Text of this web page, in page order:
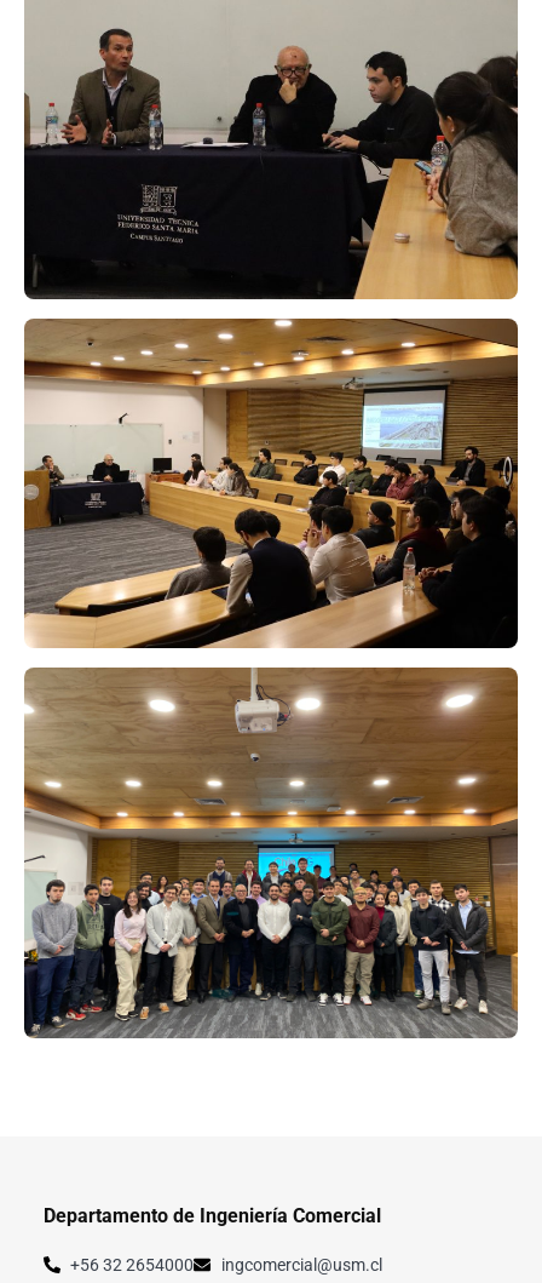
Departamento de Ingeniería Comercial
+56 32 2654000 ingcomercial@usm.cl